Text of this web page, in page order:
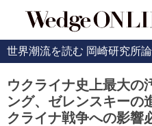
世界潮流を読む 岡崎研究所
ウクライナ史上最大の
ング、ゼレンスキー
クライナ戦争への影響